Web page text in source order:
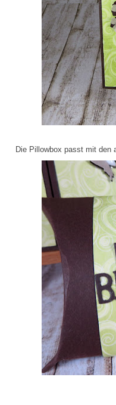
Die Pillowbox passt mit den